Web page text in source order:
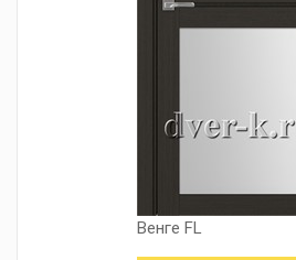
Венге FL